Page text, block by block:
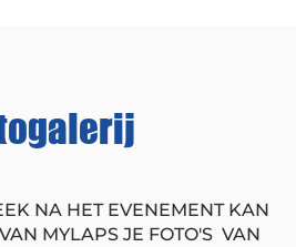
NA HET EVENEMENT KAN
MYLAPS JE FOTO'S VAN